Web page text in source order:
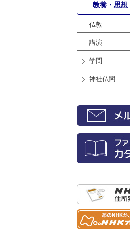
教養・思想
仏教
講演
学問
神社仏閣